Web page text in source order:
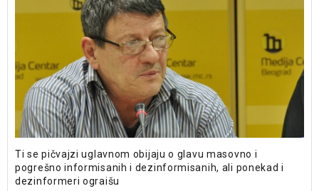
Ti se pičvajzi uglavnom obijaju o glavu masovno i
pogrešno informisanih i dezinformisanih, ali ponekad i
dezinformeri ograišu